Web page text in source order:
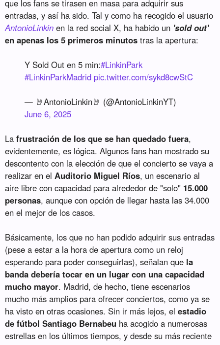
que los fans se tirasen en masa para adquirir sus
entradas, y así ha sido. Tal y como ha recogido el usuario
AntonioLinkin en la red social X, ha habido un 'sold out'
en apenas los 5 primeros minutos tras la apertura:
Y Sold Out en 5 min:#LinkinPark
#LinkinParkMadrid pic.twitter.com/sykd8cwStC
— 🤘AntonioLinkin🤘 (@AntonioLinkinYT)
June 6, 2025
Lafrustración de los que se han quedado fuera,
evidentemente, es lógica. Algunos fans han mostrado su
descontento con la elección de que el concierto se vaya a
realizar en elAuditorio Miguel Ríos, un escenario al
aire libre con capacidad para alrededor de "solo" 15.000
personas, aunque con opción de llegar hasta las 34.000
en el mejor de los casos.
Básicamente, los que no han podido adquirir sus entradas
(pese a estar a la hora de apertura como un reloj
esperando para poder conseguirlas), señalan que la
banda debería tocar en un lugar con una capacidad
mucho mayor. Madrid, de hecho, tiene escenarios
mucho más amplios para ofrecer conciertos, como ya se
ha visto en otras ocasiones. Sin ir más lejos, elestadio
de fútbol Santiago Bernabeu ha acogido a numerosas
estrellas en los últimos tiempos, y desde su más reciente